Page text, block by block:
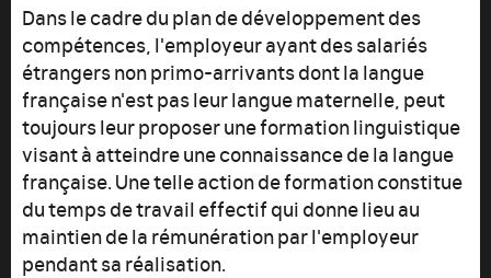
Dans le cadre du plan de développement des
compétences, l'employeur ayant des salariés
étrangers non primo-arrivants dont la langue
française n'est pas leur langue maternelle, peut
toujours leur proposer une formation linguistique
visant à atteindre une connaissance de la langue
française. Une telle action de formation constitue
du temps de travail effectif qui donne lieu au
maintien de la rémunération par l'employeur
pendant sa réalisation.